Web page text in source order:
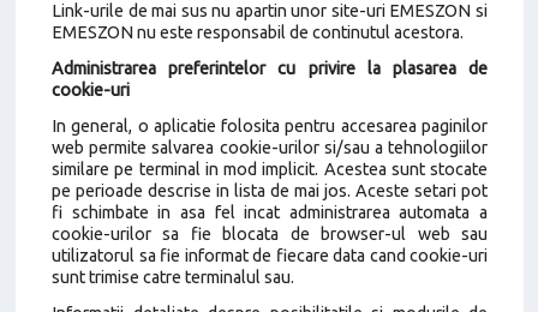
Link-urile de mai sus nu apartin unor site-uri EMESZON si
EMESZON nu este responsabil de continutul acestora.
Administrarea preferintelor cu privire la plasarea de
cookie-uri
In general, o aplicatie folosita pentru accesarea paginilor
web permite salvarea cookie-urilor si/sau a tehnologiilor
similare pe terminal in mod implicit. Acestea sunt stocate
pe perioade descrise in lista de mai jos. Aceste setari pot
fi schimbate in asa fel incat administrarea automata a
cookie-urilor sa fie blocata de browser-ul web sau
utilizatorul sa fie informat de fiecare data cand cookie-uri
sunt trimise catre terminalul sau.